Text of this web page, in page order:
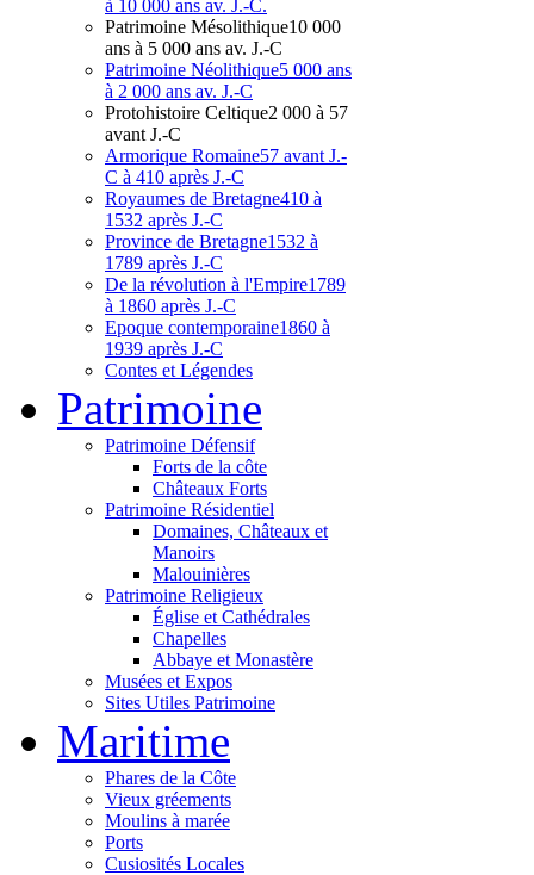
à 10 000 ans av. J.-C.
Patrimoine Mésolithique10 000
ans à 5 000 ans av. J.-C
Patrimoine Néolithique5 000 ans
à 2 000 ans av. J.-C
Protohistoire Celtique2 000 à 57
avant J.-C
Armorique Romaine57 avant J.-
C à 410 après J.-C
Royaumes de Bretagne410 à
1532 après J.-C
Province de Bretagne1532 à
1789 après J.-C
De la révolution à l'Empire1789
à 1860 après J.-C
Epoque contemporaine1860 à
1939 après J.-C
Contes et Légendes
Patrimoine
Patrimoine Défensif
Forts de la côte
Châteaux Forts
Patrimoine Résidentiel
Domaines, Châteaux et
Manoirs
Malouinières
Patrimoine Religieux
Église et Cathédrales
Chapelles
Abbaye et Monastère
Musées et Expos
Sites Utiles Patrimoine
Maritime
Phares de la Côte
Vieux gréements
Moulins à marée
Ports
Cusiosités Locales